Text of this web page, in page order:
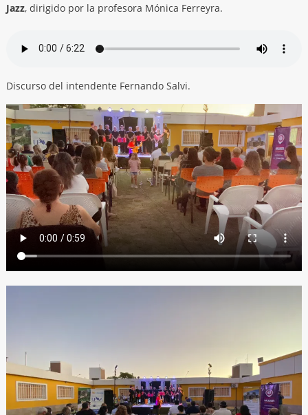
Jazz, dirigido por la profesora Mónica Ferreyra.
Discurso del intendente Fernando Salvi.